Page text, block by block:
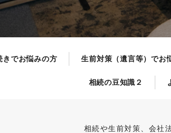
きでお悩みの方 生前対策（遺言等）でお
相続の豆知識２
の方
う方法
登記でお悩みの方
相続や生前対策、会社